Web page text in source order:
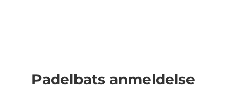
Padelbats anmeldelse